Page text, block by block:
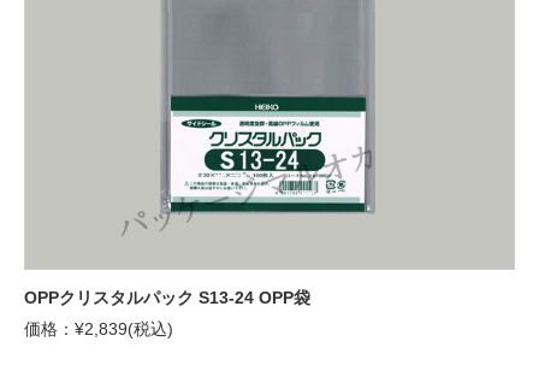
OPPクリスタルパック S13-24 OPP袋
価格：¥2,839(税込)